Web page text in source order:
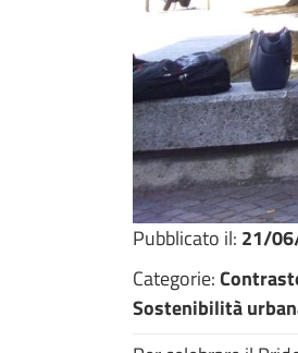
Pubblicato il: 21/
Categorie:
Sostenibilità